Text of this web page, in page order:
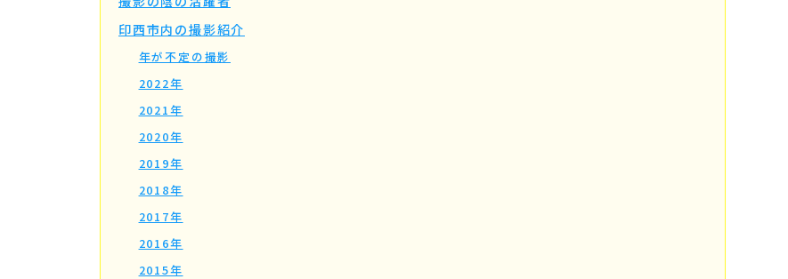
印西市内の撮影紹介
年が不定の撮影
2022年
2021年
2020年
2019年
2018年
2017年
2016年
2015年